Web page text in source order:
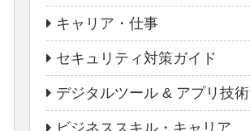
キャリア・仕事
セキュリティ対策ガイド
デジタルツール & アプリ技術